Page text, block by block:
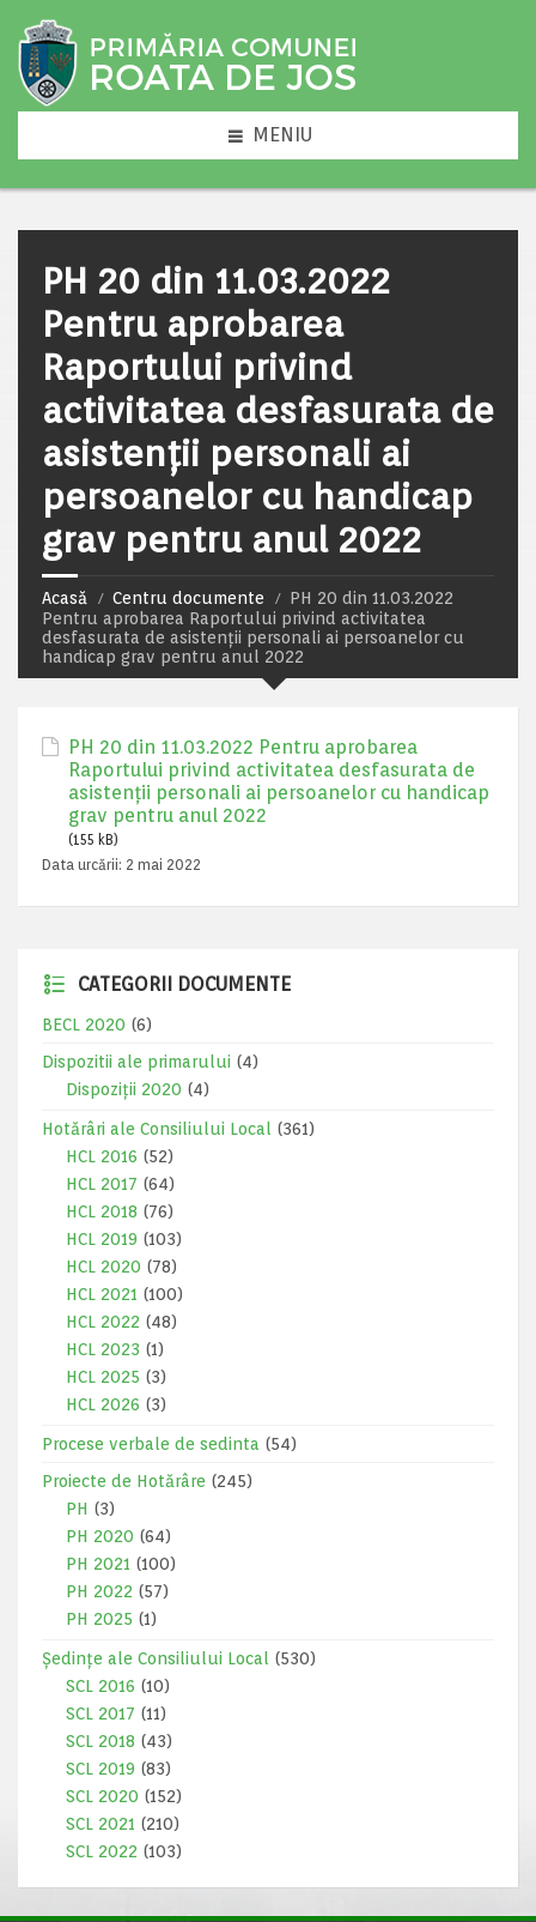
MENIU
PH 20 din 11.03.2022
Pentru aprobarea
Raportului privind
activitatea desfasurata de
asistenții personali ai
persoanelor cu handicap
grav pentru anul 2022
Acasă Centru documente
PH 20 din 11.03.2022
Pentru aprobarea Raportului privind activitatea
desfasurata de asistenții personali ai persoanelor cu
handicap grav pentru anul 2022
PH 20 din 11.03.2022 Pentru aprobarea
Raportului privind activitatea desfasurata de
asistenții personali ai persoanelor cu handicap
grav pentru anul 2022
(155 kB)
Data urcării: 2 mai 2022
CATEGORII DOCUMENTE
BECL 2020 (6)
Dispozitii ale primarului (4)
Dispoziții 2020 (4)
Hotărâri ale Consiliului Local
(361)
HCL 2016 (52)
HCL 2017 (64)
HCL 2018 (76)
HCL 2019 (103)
HCL 2020 (78)
HCL 2021 (100)
HCL 2022 (48)
HCL 2023 (1)
HCL 2025 (3)
HCL 2026 (3)
Procese verbale de sedinta (54)
Proiecte de Hotărâre (245)
PH (3)
PH 2020 (64)
PH 2021 (100)
PH 2022 (57)
PH 2025 (1)
Ședințe ale Consiliului Local
(530)
SCL 2016 (10)
SCL 2017 (11)
SCL 2018 (43)
SCL 2019 (83)
SCL 2020 (152)
SCL 2021 (210)
SCL 2022 (103)